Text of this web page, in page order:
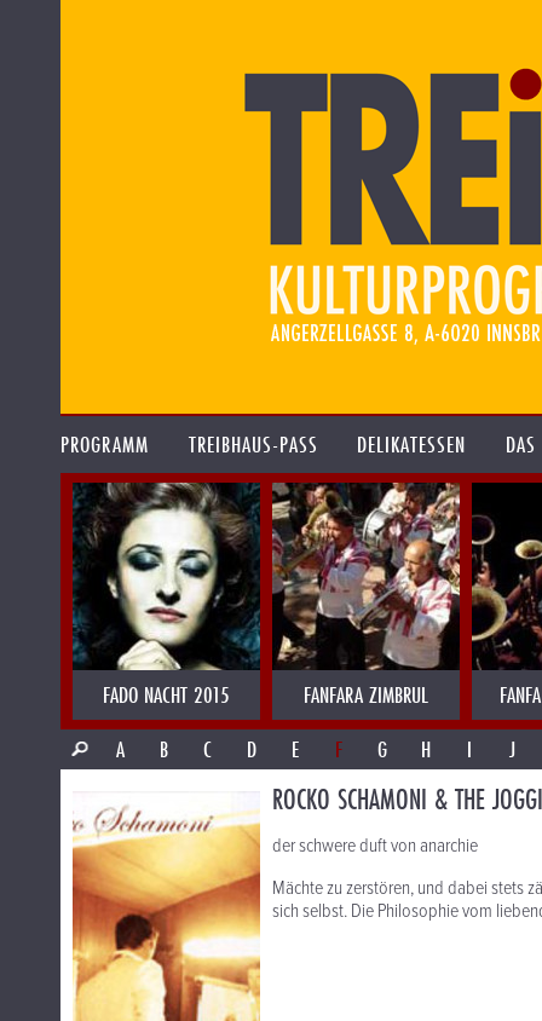
PROGRAMM TREIBHAUS-PASS DELIKATESSEN
FADO NACHT 2015 FANFARA ZIMBRUL
A
B C D E F G H I J
ROCKO SCHAMONI & THE
der schwere duft von anarchie
Mächte zu zerstören, und dabei stets
sich selbst. Die Philosophie vom